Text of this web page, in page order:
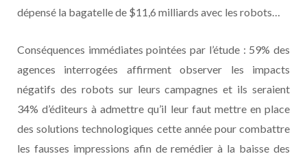
dépensé la bagatelle de $11,6 milliards avec les robots…
Conséquences immédiates pointées par l’étude : 59% des
agences interrogées affirment observer les impacts
négatifs des robots sur leurs campagnes et ils seraient
34% d’éditeurs à admettre qu’il leur faut mettre en place
des solutions technologiques cette année pour combattre
les fausses impressions afin de remédier à la baisse des